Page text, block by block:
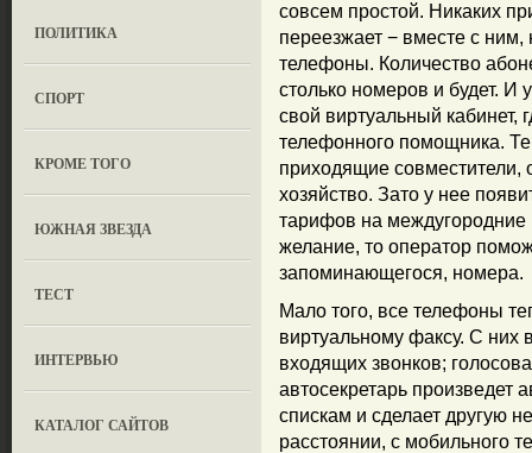
ПОЛИТИКА
СПОРТ
КРОМЕ ТОГО
ЮЖНАЯ ЗВЕЗДА
ТЕСТ
ИНТЕРВЬЮ
КАТАЛОГ САЙТОВ
совсем простой. Никаких
переезжает − вместе с
телефоны. Количество
столько номеров и будет. И
свой виртуальный кабинет,
телефонного помощника.
приходящие
хозяйство. Зато у нее
тарифов на междугородние
желание, то оператор
запоминающегося, номера.
Мало того, все телефоны
виртуальному факсу. С
входящих звонков;
автосекретарь произведет
спискам и сделает другую
расстоянии, с мобильного